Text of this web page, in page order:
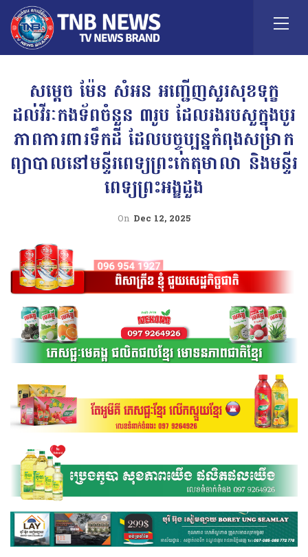
សម្តេច ម៉ែន សំអន អញ្ជើញសួរសុខទុក្ខ
ដល់វីរៈកងទ័ពចំនួន ៣រូប ដែលរងរបសួក្នុងបូរ
ភាពការពារទឹកដី ដែលបច្ចុប្បន្នកំពុងសម្រាក
ព្យាបាលនៅមន្ទីរពេទ្យព្រះកេតុមាលា និងមន្ទីរ
ពេទ្យព្រះអង្ឌដួង
On Dec 12, 2025